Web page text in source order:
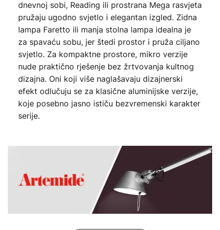
dnevnoj sobi, Reading ili prostrana Mega rasvjeta
pružaju ugodno svjetlo i elegantan izgled. Zidna
lampa Faretto ili manja stolna lampa idealna je
za spavaću sobu, jer štedi prostor i pruža ciljano
svjetlo. Za kompaktne prostore, mikro verzije
nude praktično rješenje bez žrtvovanja kultnog
dizajna. Oni koji više naglašavaju dizajnerski
efekt odlučuju se za klasične aluminijske verzije,
koje posebno jasno ističu bezvremenski karakter
serije.